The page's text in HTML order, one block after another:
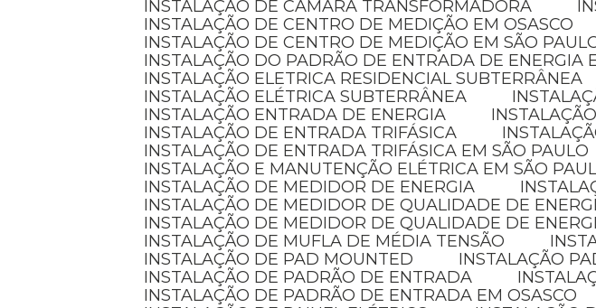
INSTALAÇÃO DE CÂMARA TRANSFORMADORA
INSTALAÇÃO DE CENTRO DE MEDIÇÃO EM OSASCO
INSTALAÇÃO DE CENTRO DE MEDIÇÃO EM SÃO
INSTALAÇÃO DO PADRÃO DE ENTRADA DE ENERGIA
INSTALAÇÃO ELETRICA RESIDENCIAL SUBTERRÂNEA
INSTALAÇÃO ELÉTRICA SUBTERRÂNEA
INSTALAÇÃO ENTRADA DE ENERGIA
INSTALAÇÃO DE ENTRADA TRIFÁSICA
INSTALAÇÃO DE ENTRADA TRIFÁSICA EM SÃO PAULO
INSTALAÇÃO E MANUTENÇÃO ELÉTRICA EM SÃO
INSTALAÇÃO DE MEDIDOR DE ENERGIA
INSTALAÇÃO DE MEDIDOR DE QUALIDADE DE
INSTALAÇÃO DE MEDIDOR DE QUALIDADE DE
INSTALAÇÃO DE MUFLA DE MÉDIA TENSÃO
INSTALAÇÃO DE PAD MOUNTED
INSTALAÇÃO
INSTALAÇÃO DE PADRÃO DE ENTRADA
INSTALAÇÃO DE PADRÃO DE ENTRADA EM OSASCO